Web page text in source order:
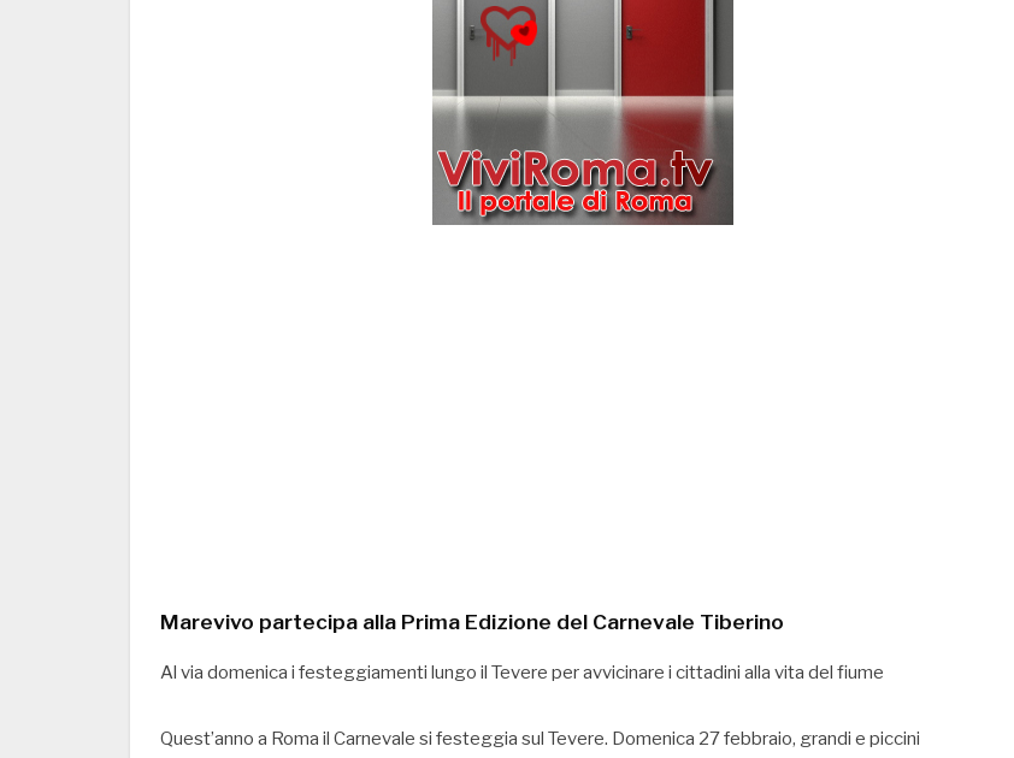
Marevivo partecipa alla Prima Edizione del Carnevale Tiberino
Al via domenica i festeggiamenti lungo il Tevere per avvicinare i cittadini alla vita del fiume
Quest’anno a Roma il Carnevale si festeggia sul Tevere. Domenica 27 febbraio, grandi e piccini